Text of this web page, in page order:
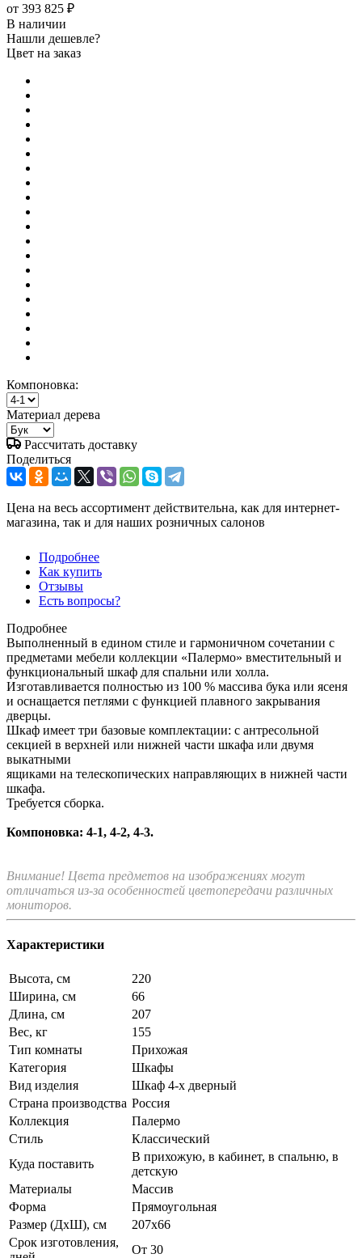
от 393 825 ₽
В наличии
Нашли дешевле?
Цвет на заказ
Компоновка:
Материал дерева
Рассчитать доставку
Поделиться
Цена на весь ассортимент действительна, как для интернет-
магазина, так и для наших розничных салонов
Подробнее
Как купить
Отзывы
Есть вопросы?
Подробнее
Выполненный в едином стиле и гармоничном сочетании с
предметами мебели коллекции «Палермо» вместительный и
функциональный шкаф для спальни или холла.
Изготавливается полностью из 100 % массива бука или ясеня
и оснащается петлями с функцией плавного закрывания
дверцы.
Шкаф имеет три базовые комплектации: c антресольной
секцией в верхней или нижней части шкафа или двумя
выкатными
ящиками на телескопических направляющих в нижней части
шкафа.
Требуется сборка.
Компоновка: 4-1, 4-2, 4-3.
Внимание! Цвета предметов на изображениях могут
отличаться из-за особенностей цветопередачи различных
мониторов.
Характеристики
Высота, см
220
Ширина, см
66
Длина, см
207
Вес, кг
155
Тип комнаты
Прихожая
Категория
Шкафы
Вид изделия
Шкаф 4-х дверный
Страна производства Россия
Коллекция
Палермо
Стиль
Классический
Куда поставить
В прихожую, в кабинет, в спальню, в
детскую
Материалы
Массив
Форма
Прямоугольная
Размер (ДхШ), см
207х66
Срок изготовления,
От 30